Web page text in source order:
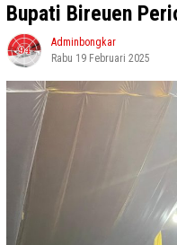
Bupati Bireuen
Adminbongkar
Rabu 19 Februari 2025